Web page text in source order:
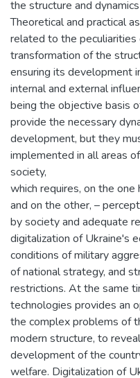
the structure and
Theoretical and practical
related to the
transformation of the
ensuring its development
internal and external
being the objective basis
provide the necessary
development, but they
implemented in all areas
society,
which requires, on the one
and on the other, –
by society and adequate
digitalization of Ukraine's
conditions of military
of national strategy, and
restrictions. At the same
technologies provides an
the complex problems of
modern structure, to
development of the
welfare. Digitalization of